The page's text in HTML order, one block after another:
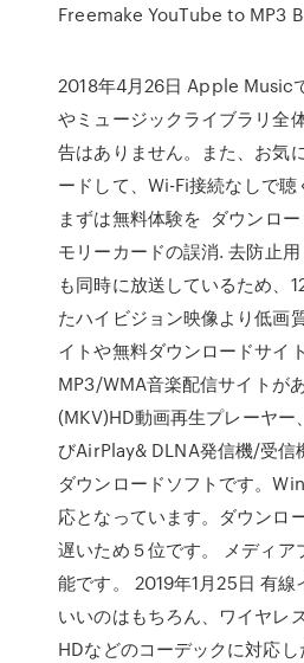
Freemake YouTube to MP3
2018年4月26日 Apple Music
やミュージックライブラリ全
告はありません。また、お気
ードして、Wi-Fi接続なしで聴
まずは無料体験を ダウンロ
モリーカードの誤消. 去防止
も同時に放送しているため、
たハイビジョン映像より低画
イトや無料ダウンロードサイ
MP3/WMA音楽配信サイトが
(MKV)HD動画再生プレーヤー
びAirPlay& DLNA発信機/受信
ダウンロードソフトです。
応となっています。ダウンロ
遅いため５位です。 メディア
能です。 2019年1月25日 有
いいのはもちろん、ワイヤレ
HDなどのコーデックに対応